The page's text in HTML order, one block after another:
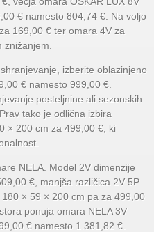
€ namesto 804,74 €. Na voljo
169,00 € ter omara 4V za
izberite oblazinjeno
€ namesto 999,00 €.
posteljnine ali sezonskih
tako je odlična izbira
× 200 cm za 499,00 €, ki
NELA. Model 2V dimenzije
€, manjša različica 2V 5P
× 59 × 200 cm pa za 499,00
ponuja omara NELA 3V
€ namesto 1.381,82 €.